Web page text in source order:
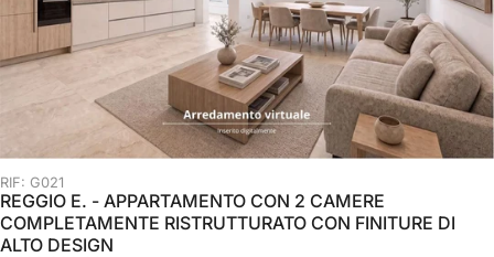
RIF: G021
REGGIO E. - APPARTAMENTO CON 2 CAMERE
COMPLETAMENTE RISTRUTTURATO CON FINITURE DI
ALTO DESIGN